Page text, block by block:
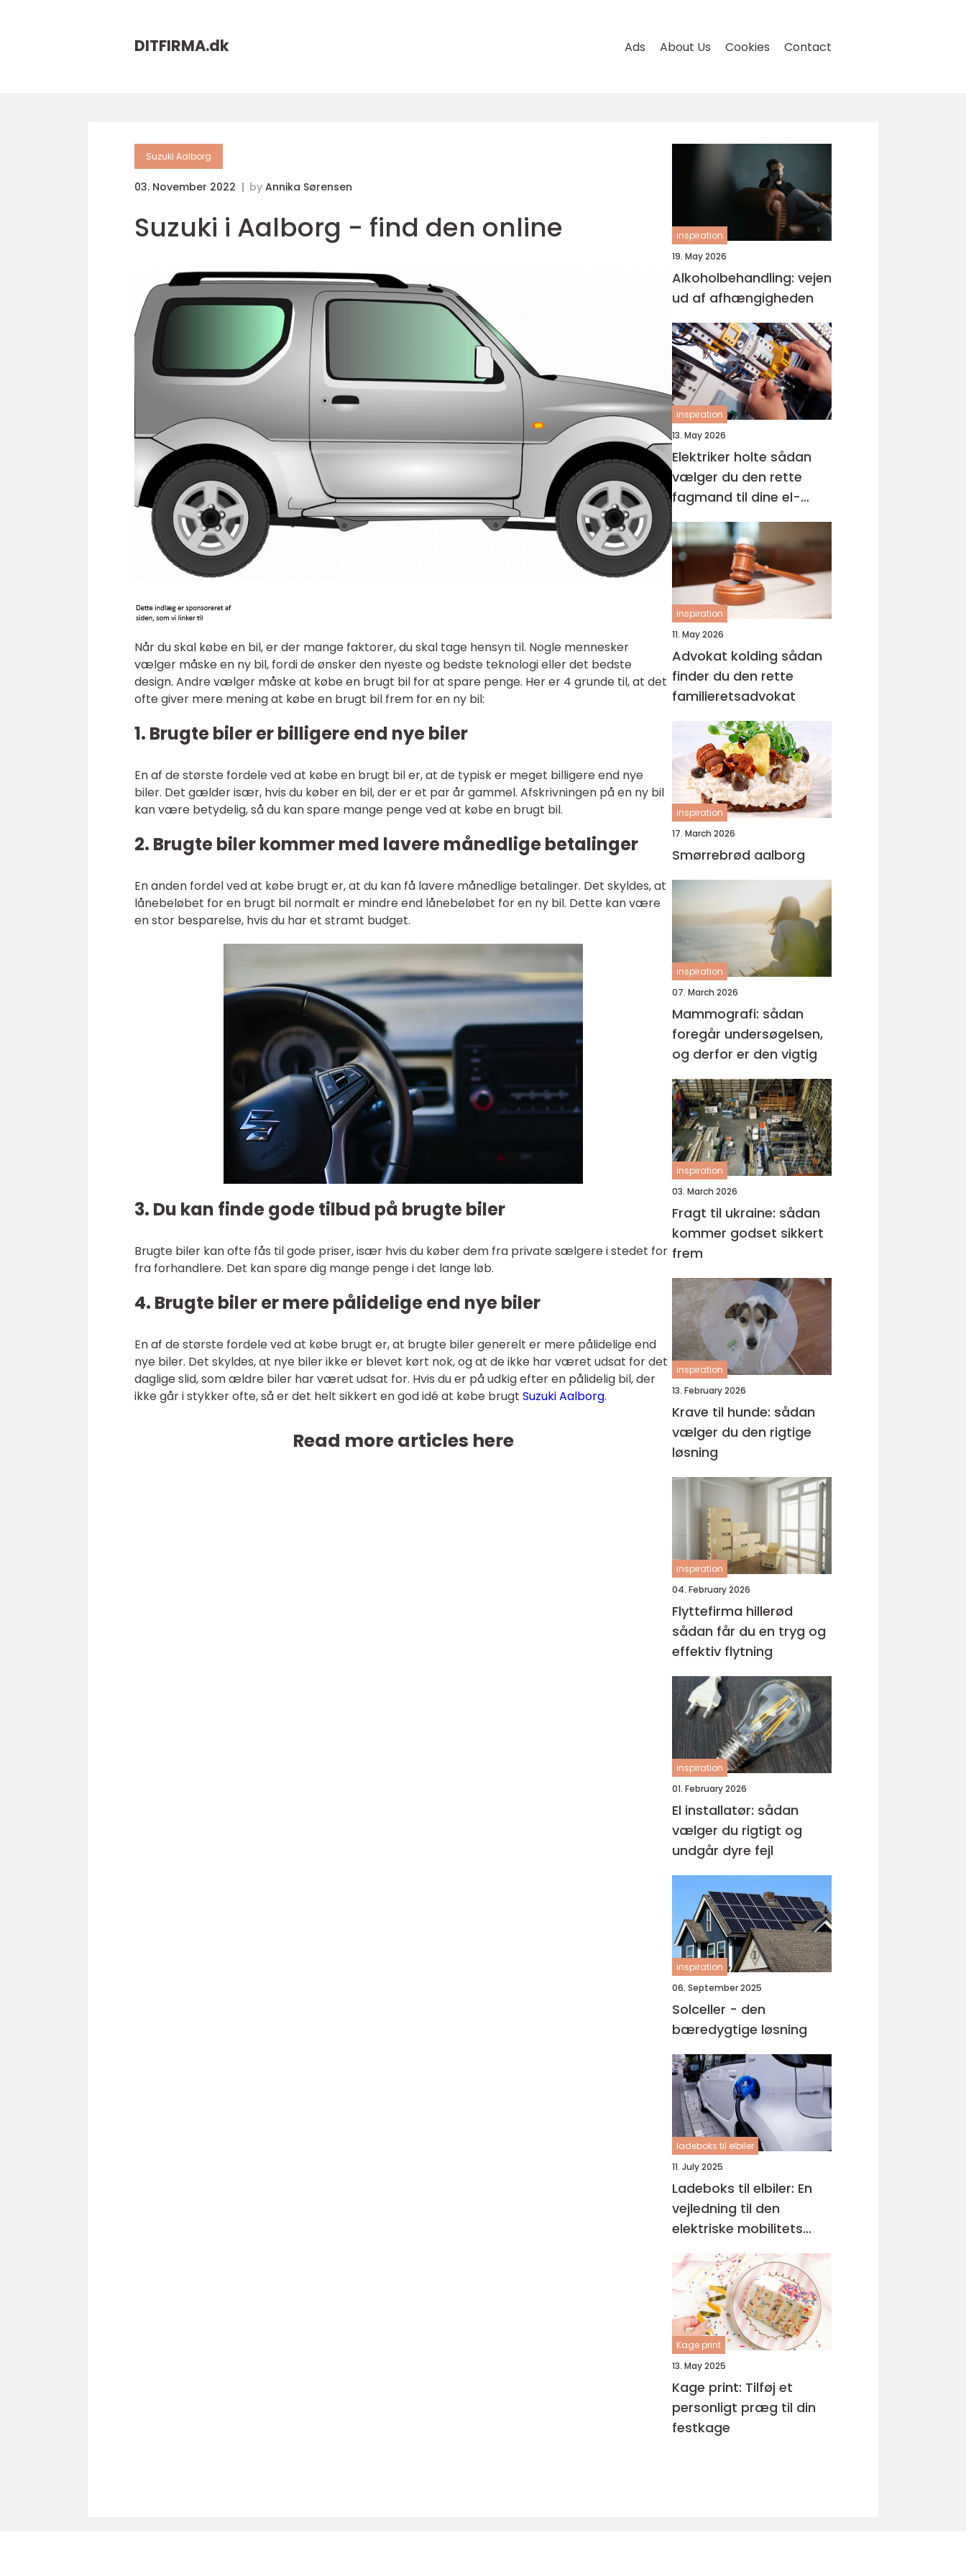
DITFIRMA.dk Ads About Us Cookies Contact
Suzuki Aalborg
03. November 2022 by Annika Sørensen
Suzuki i Aalborg - find den online
Når du skal købe en bil, er der mange faktorer, du skal tage hensyn til. Nogle mennesker
vælger måske en ny bil, fordi de ønsker den nyeste og bedste teknologi eller det bedste
design. Andre vælger måske at købe en brugt bil for at spare penge. Her er 4 grunde til, at det
ofte giver mere mening at købe en brugt bil frem for en ny bil:
1. Brugte biler er billigere end nye biler
En af de største fordele ved at købe en brugt bil er, at de typisk er meget billigere end nye
biler. Det gælder især, hvis du køber en bil, der er et par år gammel. Afskrivningen på en ny bil
kan være betydelig, så du kan spare mange penge ved at købe en brugt bil.
2. Brugte biler kommer med lavere månedlige betalinger
En anden fordel ved at købe brugt er, at du kan få lavere månedlige betalinger. Det skyldes, at
lånebeløbet for en brugt bil normalt er mindre end lånebeløbet for en ny bil. Dette kan være
en stor besparelse, hvis du har et stramt budget.
3. Du kan finde gode tilbud på brugte biler
Brugte biler kan ofte fås til gode priser, især hvis du køber dem fra private sælgere i stedet for
fra forhandlere. Det kan spare dig mange penge i det lange løb.
4. Brugte biler er mere pålidelige end nye biler
En af de største fordele ved at købe brugt er, at brugte biler generelt er mere pålidelige end
nye biler. Det skyldes, at nye biler ikke er blevet kørt nok, og at de ikke har været udsat for det
daglige slid, som ældre biler har været udsat for. Hvis du er på udkig efter en pålidelig bil, der
ikke går i stykker ofte, så er det helt sikkert en god idé at købe brugt Suzuki Aalborg.
Read more articles here
inspiration
19. May 2026
Alkoholbehandling: vejen
ud af afhængigheden
inspiration
13. May 2026
Elektriker holte sådan
vælger du den rette
fagmand til dine el-
opgaver
inspiration
11. May 2026
Advokat kolding sådan
finder du den rette
familieretsadvokat
inspiration
17. March 2026
Smørrebrød aalborg
inspiration
07. March 2026
Mammografi: sådan
foregår undersøgelsen,
og derfor er den vigtig
inspiration
03. March 2026
Fragt til ukraine: sådan
kommer godset sikkert
frem
inspiration
13. February 2026
Krave til hunde: sådan
vælger du den rigtige
løsning
inspiration
04. February 2026
Flyttefirma hillerød
sådan får du en tryg og
effektiv flytning
inspiration
01. February 2026
El installatør: sådan
vælger du rigtigt og
undgår dyre fejl
inspiration
06. September 2025
Solceller - den
bæredygtige løsning
ladeboks til elbiler
11. July 2025
Ladeboks til elbiler: En
vejledning til den
elektriske mobilitets
fremtid
Kage print
13. May 2025
Kage print: Tilføj et
personligt præg til din
festkage